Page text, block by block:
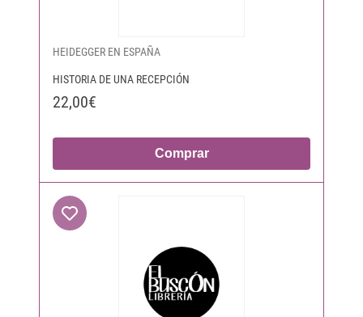
HEIDEGGER EN ESPAÑA
HISTORIA DE UNA RECEPCIÓN
22,00€
Comprar